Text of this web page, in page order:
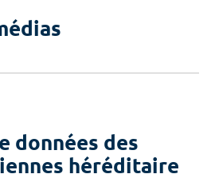
données des
héréditaire